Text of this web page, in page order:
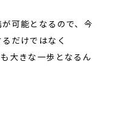
可能となるので、今
だけではなく
大きな一歩となるん